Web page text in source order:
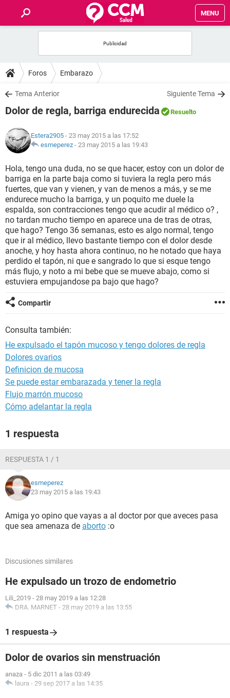
MENU
FOROS
SALUD
NUTRICIÓN
BIENESTAR
SEXUALIDAD
GLOSARIO
Foros Embarazo
Tema Anterior Siguiente Tema
Dolor de regla, barriga endurecida Resuelto
Estera2905 - 23 may 2015 a las 17:52
esmeperez - 23 may 2015 a las 19:43
Hola, tengo una duda, no se que hacer, estoy con un dolor de
barriga en la parte baja como si tuviera la regla pero más
fuertes, que van y vienen, y van de menos a más, y se me
endurece mucho la barriga, y un poquito me duele la
espalda, son contracciones tengo que acudir al médico o? ,
no tardan mucho tiempo en aparece una de tras de otras,
que hago? Tengo 36 semanas, esto es algo normal, tengo
que ir al médico, llevo bastante tiempo con el dolor desde
anoche, y hoy hasta ahora continuo, no he notado que haya
perdido el tapón, ni que e sangrado lo que si esque tengo
más flujo, y noto a mi bebe que se mueve abajo, como si
estuviera empujandose pa bajo que hago?
Compartir
Consulta también:
He expulsado el tapón mucoso y tengo dolores de regla
Dolores ovarios
Definicion de mucosa
Se puede estar embarazada y tener la regla
Flujo marrón mucoso
Cómo adelantar la regla
1 respuesta
RESPUESTA 1 / 1
esmeperez
23 may 2015 a las 19:43
Amiga yo opino que vayas a al doctor por que aveces pasa
que sea amenaza de aborto :o
Discusiones similares
He expulsado un trozo de endometrio
Lili_2019 - 28 may 2019 a las 12:28
DRA. MARNET - 28 may 2019 a las 13:55
1 respuesta
Dolor de ovarios sin menstruación
anaza - 5 dic 2011 a las 03:49
laura - 29 sep 2017 a las 14:35